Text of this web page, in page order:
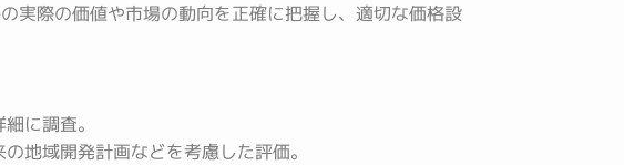
実際の価値や市場の動向を正確に把握し、適切な価格設
に調査。
地域開発計画などを考慮した評価。